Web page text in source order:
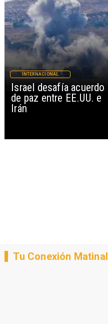
Israel desafía acuerdo
de paz entre EE.UU. e
Irán
INTERNACIONAL
Tu Conexión Matinal